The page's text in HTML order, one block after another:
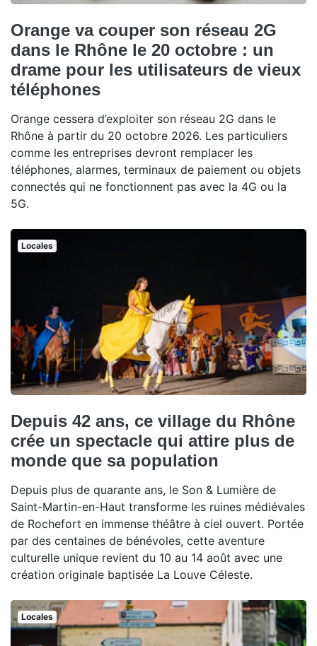
Orange va couper son réseau 2G
dans le Rhône le 20 octobre : un
drame pour les utilisateurs de vieux
téléphones
Orange cessera d’exploiter son réseau 2G dans le
Rhône à partir du 20 octobre 2026. Les particuliers
comme les entreprises devront remplacer les
téléphones, alarmes, terminaux de paiement ou objets
connectés qui ne fonctionnent pas avec la 4G ou la
5G.
Locales
Depuis 42 ans, ce village du Rhône
crée un spectacle qui attire plus de
monde que sa population
Depuis plus de quarante ans, le Son & Lumière de
Saint-Martin-en-Haut transforme les ruines médiévales
de Rochefort en immense théâtre à ciel ouvert. Portée
par des centaines de bénévoles, cette aventure
culturelle unique revient du 10 au 14 août avec une
création originale baptisée La Louve Céleste.
Locales